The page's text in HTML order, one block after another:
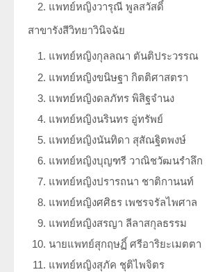
แพทย์หญิงวารุณี พูลสวัสดิ์
สาขารังสีวิทยาวินิจฉัย
แพทย์หญิงกุลลณา ตันติประวรรณ
แพทย์หญิงขนิษฐา กิตติศาสตรา
แพทย์หญิงดลภัทร พิสิฐจำนง
แพทย์หญิงนรินทร อู่ทรัพย์
แพทย์หญิงนันทิดา สุสัณฐิตพงษ์
แพทย์หญิงบุญฑรี วาณิชวัฒนรำลึก
แพทย์หญิงปรารถนา ชาติกานนท์
แพทย์หญิงศศิธร เพชรจรัลไพศาล
แพทย์หญิงสรญา ลีลาสกุลธรรม
นายแพทย์สุกฤษฏิ์ ศรีอาริยะเมตตา
แพทย์หญิงสุภัค ชุติไพจิตร